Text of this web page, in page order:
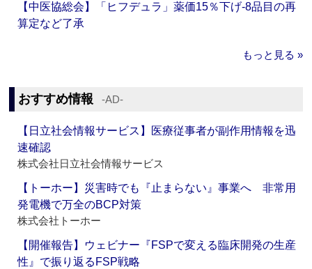
【中医協総会】「ヒフデュラ」薬価15％下げ‐8品目の再
算定など了承
もっと見る »
おすすめ情報 ‐AD‐
【日立社会情報サービス】医療従事者が副作用情報を迅
速確認
株式会社日立社会情報サービス
【トーホー】災害時でも『止まらない』事業へ 非常用
発電機で万全のBCP対策
株式会社トーホー
【開催報告】ウェビナー『FSPで変える臨床開発の生産
性』で振り返るFSP戦略